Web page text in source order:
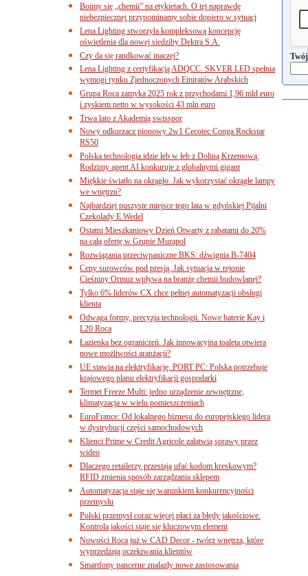
Boimy się „chemii” na etykietach. O tej naprawdę
niebezpiecznej przypominamy sobie dopiero w sytuacj
Lena Lighting stworzyła kompleksową koncepcję
oświetlenia dla nowej siedziby Dektra S.A.
Czy da się randkować inaczej?
Lena Lighting z certyfikacją ADQCC. SKVER LED spełnia
wymogi rynku Zjednoczonych Emiratów Arabskich
Grupa Roca zamyka 2025 rok z przychodami 1,96 mld euro
i zyskiem netto w wysokości 43 mln euro
Trwa lato z Akademią swisspor
Nowy odkurzacz pionowy 2w1 Cecotec Conga Rockstar
RS50
Polska technologia idzie łeb w łeb z Doliną Krzemową.
Rodzimy agent AI konkuruje z globalnymi gigant
Miękkie światło na okrągło. Jak wykorzystać okrągłe lampy
we wnętrzu?
Najbardziej puszyste miejsce tego lata w gdyńskiej Pijalni
Czekolady E.Wedel
Ostatni Mieszkaniowy Dzień Otwarty z rabatami do 20%
na całą ofertę w Grupie Murapol
Rozwiązania przeciwpaniczne BKS: dźwignia B-7404
Ceny surowców pod presją. Jak sytuacja w rejonie
Cieśniny Ormuz wpływa na branżę chemii budowlanej?
Tylko 6% liderów CX chce pełnej automatyzacji obsługi
klienta
Odwaga formy, precyzja technologii. Nowe baterie Kay i
L20 Roca
Łazienka bez ograniczeń. Jak innowacyjna toaleta otwiera
nowe możliwości aranżacji?
UE stawia na elektryfikację. PORT PC: Polska potrzebuje
krajowego planu elektryfikacji gospodarki
Termet Freeze Multi: jedno urządzenie zewnętrzne,
klimatyzacja w wielu pomieszczeniach
EuroFrance: Od lokalnego biznesu do europejskiego lidera
w dystrybucji części samochodowych
Klienci Prime w Credit Agricole załatwią sprawy przez
wideo
Dlaczego retailerzy przestają ufać kodom kreskowym?
RFID zmienia sposób zarządzania sklepem
Automatyzacja staje się warunkiem konkurencyjności
przemysłu
Polski przemysł coraz więcej płaci za błędy jakościowe.
Kontrola jakości staje się kluczowym element
Nowości Roca już w CAD Decor - twórz wnętrza, które
wyprzedzają oczekiwania klientów
Smartfony pancerne znalazły nowe zastosowania